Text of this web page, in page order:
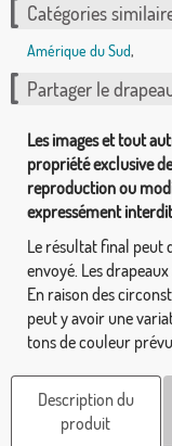
Catégories
Amérique du Sud,
Partager le
Les images et tout
propriété exclusive
reproduction ou
expressément
Le résultat final peut
envoyé. Les
En raison des
peut y avoir une
tons de couleur
Description du
produit